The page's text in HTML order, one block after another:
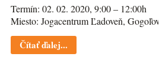
Termín: 02. 02. 2020, 9:00 – 12:00h
Miesto: Jogacentrum Ľadoveň,
Čítať ďalej...